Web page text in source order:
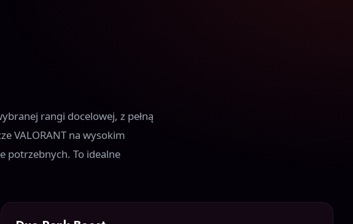
rangi docelowej, z pełną
VALORANT na wysokim
potrzebnych. To idealne